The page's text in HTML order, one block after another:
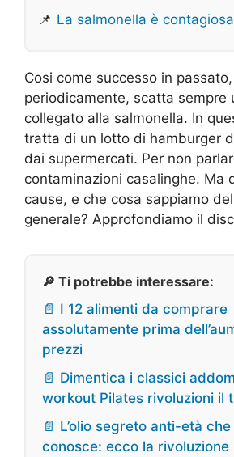
📌 La salmonella è
Cosi come successo in passato,
periodicamente, scatta sempre
collegato alla salmonella. In
tratta di un lotto di hamburger
dai supermercati. Per non
contaminazioni casalinghe. Ma
cause, e che cosa sappiamo
generale? Approfondiamo il
🔎 Ti potrebbe interessare:
📄 I 12 alimenti da comprare
assolutamente prima
prezzi
📄 Dimentica i classici
workout Pilates rivoluzioni il
📄 L’olio segreto anti-età
conosce: ecco la rivoluzione